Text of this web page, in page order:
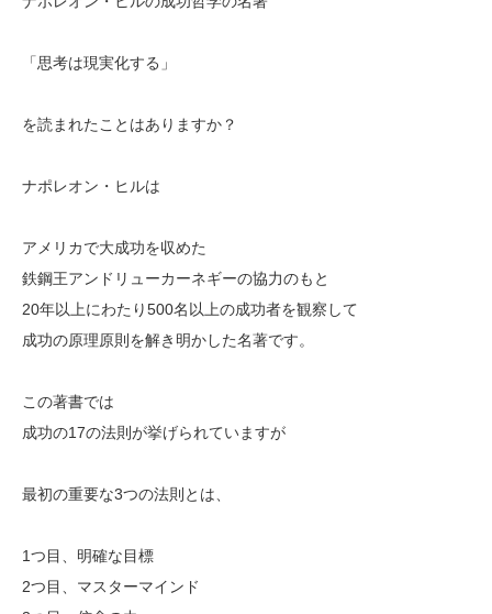
「思考は現実化する」
を読まれたことはありますか？
ナポレオン・ヒルは
アメリカで大成功を収めた
鉄鋼王アンドリューカーネギーの協力のもと
20年以上にわたり500名以上の成功者を観察して
成功の原理原則を解き明かした名著です。
この著書では
成功の17の法則が挙げられていますが
最初の重要な3つの法則とは、
1つ目、明確な目標
2つ目、マスターマインド